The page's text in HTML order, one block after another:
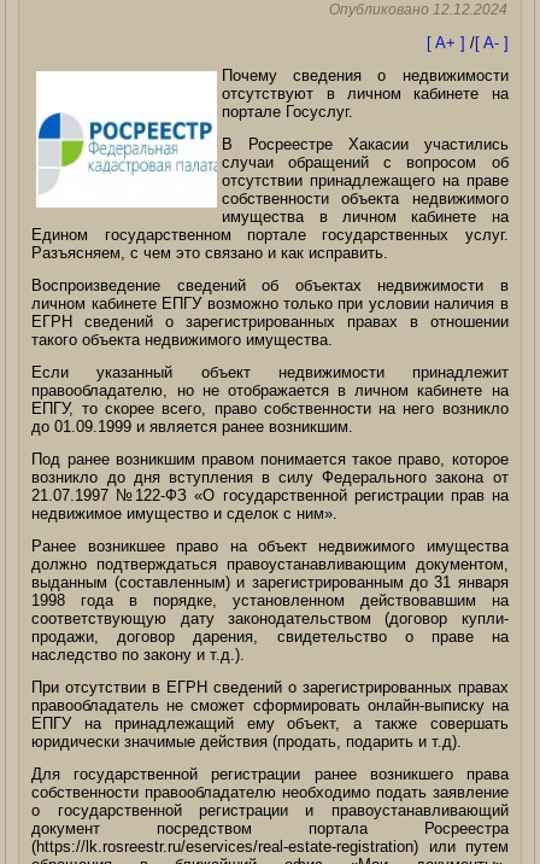
Опубликовано 12.12.2024
[ A+ ] /[ A- ]
Почему сведения о недвижимости
отсутствуют в личном кабинете на
портале Госуслуг.
В Росреестре Хакасии участились
случаи обращений с вопросом об
отсутствии принадлежащего на праве
собственности объекта недвижимого
имущества в личном кабинете на
Едином государственном портале государственных услуг.
Разъясняем, с чем это связано и как исправить.
Воспроизведение сведений об объектах недвижимости в
личном кабинете ЕПГУ возможно только при условии наличия в
ЕГРН сведений о зарегистрированных правах в отношении
такого объекта недвижимого имущества.
Если указанный объект недвижимости принадлежит
правообладателю, но не отображается в личном кабинете на
ЕПГУ, то скорее всего, право собственности на него возникло
до 01.09.1999 и является ранее возникшим.
Под ранее возникшим правом понимается такое право, которое
возникло до дня вступления в силу Федерального закона от
21.07.1997 №122-ФЗ «О государственной регистрации прав на
недвижимое имущество и сделок с ним».
Ранее возникшее право на объект недвижимого имущества
должно подтверждаться правоустанавливающим документом,
выданным (составленным) и зарегистрированным до 31 января
1998 года в порядке, установленном действовавшим на
соответствующую дату законодательством (договор купли-
продажи, договор дарения, свидетельство о праве на
наследство по закону и т.д.).
При отсутствии в ЕГРН сведений о зарегистрированных правах
правообладатель не сможет сформировать онлайн-выписку на
ЕПГУ на принадлежащий ему объект, а также совершать
юридически значимые действия (продать, подарить и т.д).
Для государственной регистрации ранее возникшего права
собственности правообладателю необходимо подать заявление
о государственной регистрации и правоустанавливающий
документ посредством портала Росреестра
(https://lk.rosreestr.ru/eservices/real-estate-registration) или путем